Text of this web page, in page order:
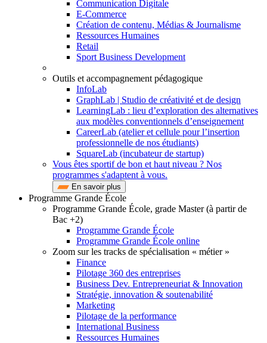
Communication Digitale
E-Commerce
Création de contenu, Médias & Journalisme
Ressources Humaines
Retail
Sport Business Development
Outils et accompagnement pédagogique
InfoLab
GraphLab | Studio de créativité et de design
LearningLab : lieu d’exploration des alternatives
aux modèles conventionnels d’enseignement
CareerLab (atelier et cellule pour l’insertion
professionnelle de nos étudiants)
SquareLab (incubateur de startup)
Vous êtes sportif de bon et haut niveau ? Nos
programmes s'adaptent à vous.
En savoir plus
Programme Grande École
Programme Grande École, grade Master (à partir de
Bac +2)
Programme Grande École
Programme Grande École online
Zoom sur les tracks de spécialisation « métier »
Finance
Pilotage 360 des entreprises
Business Dev. Entrepreneuriat & Innovation
Stratégie, innovation & soutenabilité
Marketing
Pilotage de la performance
International Business
Ressources Humaines